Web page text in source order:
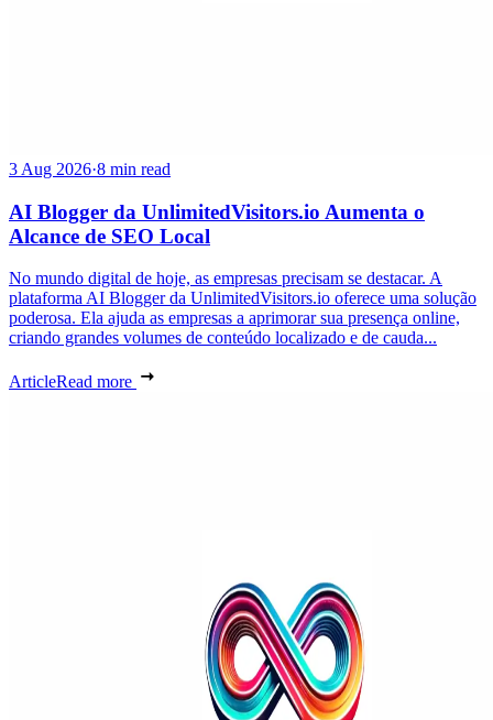
3 Aug 2026·8 min read
AI Blogger da UnlimitedVisitors.io Aumenta o
Alcance de SEO Local
No mundo digital de hoje, as empresas precisam se destacar. A
plataforma AI Blogger da UnlimitedVisitors.io oferece uma solução
poderosa. Ela ajuda as empresas a aprimorar sua presença online,
criando grandes volumes de conteúdo localizado e de cauda...
ArticleRead more